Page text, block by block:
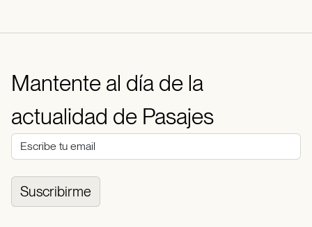
Mantente al día de la
actualidad de Pasajes
Suscribirme